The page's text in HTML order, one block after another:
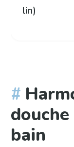
lin)
bain